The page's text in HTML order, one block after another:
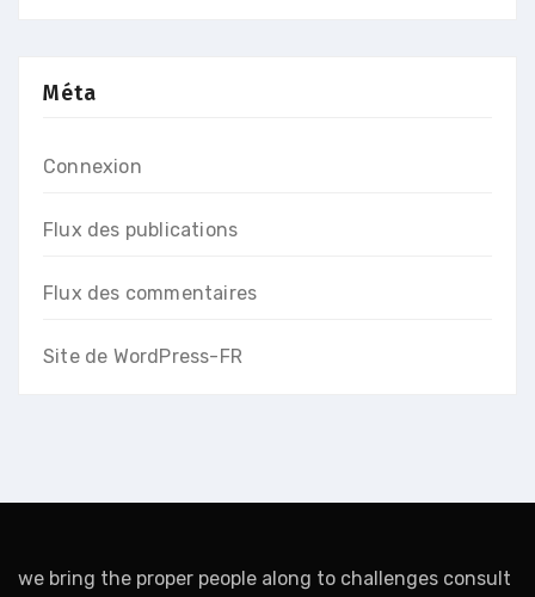
Méta
Connexion
Flux des publications
Flux des commentaires
Site de WordPress-FR
we bring the proper people along to challenges consult